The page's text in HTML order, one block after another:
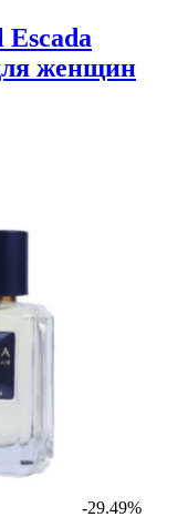
женщин
-29.49%